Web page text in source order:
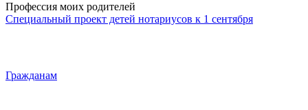
Профессия моих родителей
Специальный проект детей нотариусов к 1 сентября
Гражданам